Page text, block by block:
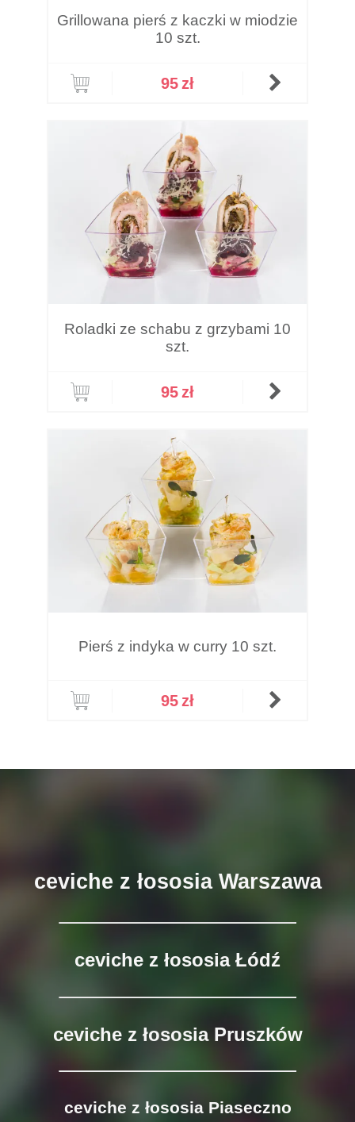
Grillowana pierś z kaczki w miodzie
10 szt.
95zł
Roladki ze schabu z grzybami 10
szt.
95zł
Pierś z indyka w curry 10 szt.
95zł
ceviche z łososia Warszawa
ceviche z łososia Łódź
ceviche z łososia Pruszków
ceviche z łososia Piaseczno